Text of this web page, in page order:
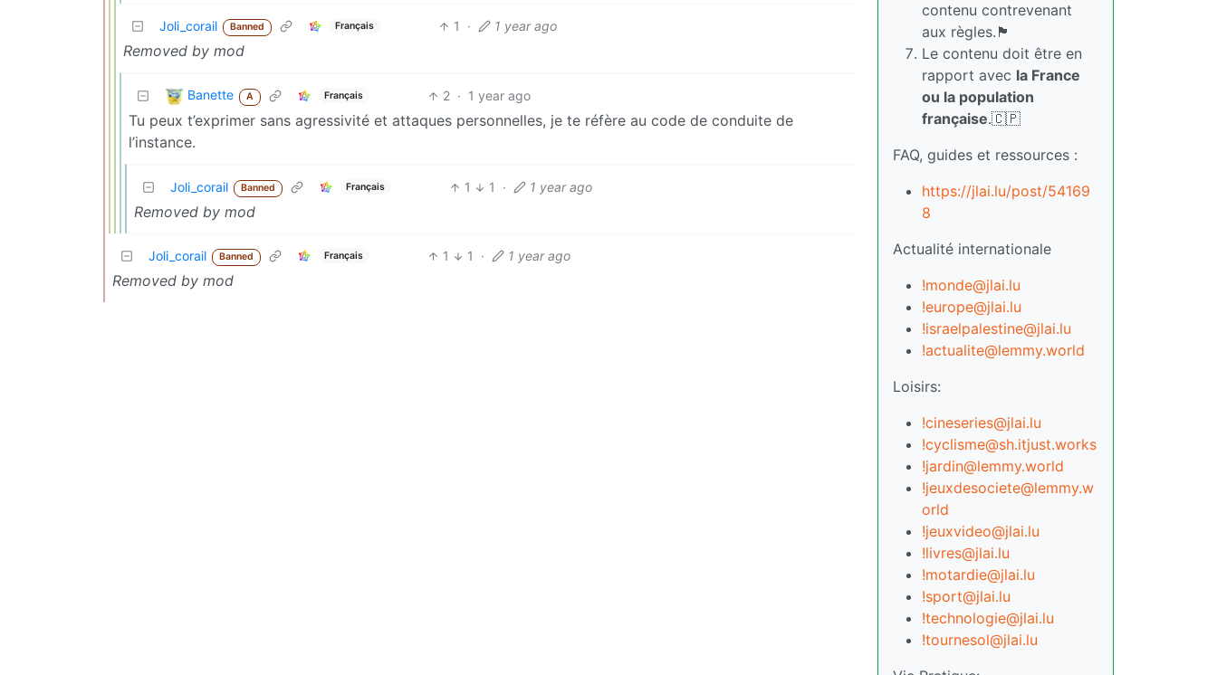
Joli_corail Banned Français 1 · 1 year ago
Removed by mod
Banette A Français 2 · 1 year ago
Tu peux t’exprimer sans agressivité et attaques personnelles, je te réfère au code de conduite de
l’instance.
Joli_corail Banned Français 1 1 · 1 year ago
Removed by mod
Joli_corail Banned Français 1 1 · 1 year ago
Removed by mod
contenu contrevenant
aux règles.🏴
Le contenu doit être en
rapport avec la France
ou la population
française.🇨🇵
FAQ, guides et ressources :
https://jlai.lu/post/54169
8
Actualité internationale
!monde@jlai.lu
!europe@jlai.lu
!israelpalestine@jlai.lu
!actualite@lemmy.world
Loisirs:
!cineseries@jlai.lu
!cyclisme@sh.itjust.works
!jardin@lemmy.world
!jeuxdesociete@lemmy.w
orld
!jeuxvideo@jlai.lu
!livres@jlai.lu
!motardie@jlai.lu
!sport@jlai.lu
!technologie@jlai.lu
!tournesol@jlai.lu